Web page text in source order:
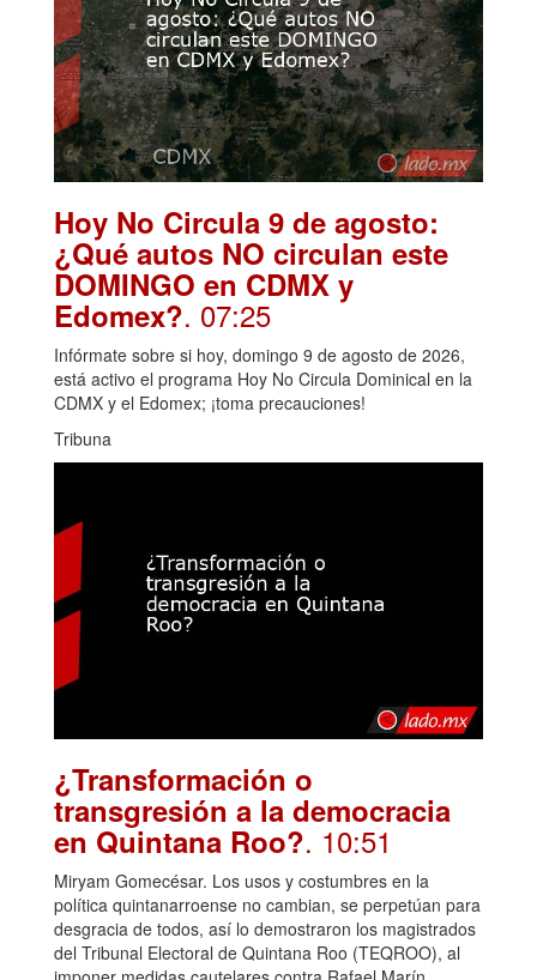
Hoy No Circula 9 de agosto:
¿Qué autos NO circulan este
DOMINGO en CDMX y
Edomex?. 07:25
Infórmate sobre si hoy, domingo 9 de agosto de 2026,
está activo el programa Hoy No Circula Dominical en la
CDMX y el Edomex; ¡toma precauciones!
Tribuna
¿Transformación o
transgresión a la democracia
en Quintana Roo?. 10:51
Miryam Gomecésar. Los usos y costumbres en la
política quintanarroense no cambian, se perpetúan para
desgracia de todos, así lo demostraron los magistrados
del Tribunal Electoral de Quintana Roo (TEQROO), al